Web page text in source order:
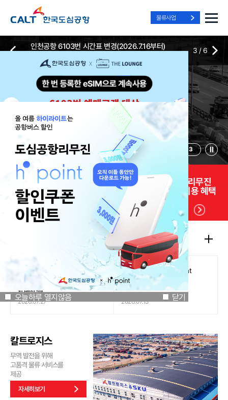
물류사업
닫기
오늘하루 열지않음 닫기
Best Way, Fast Way
to the Airport
Best Way, Fast Way
to the Airport
Best Way, Fast Way
to the Airport
3
인천공항 6103번 시간표 변경(2026.7.16부터)
2026-07-13
3 /6
실시간
위치안내
리무진 노선
및 시간표
리무진
리무진
이용 혜택
공지사항
[인천국제공항공사 x 잔망루피]
공항은 GREEN하게, 굿즈는
특별하게!
2026.07.27
도심공항리무진 x H.Point
할인쿠폰 이벤트
2026.07.13
칼트로지스
무역 발전을 위해
고품격 물류 서비스를
제공
자세히보기